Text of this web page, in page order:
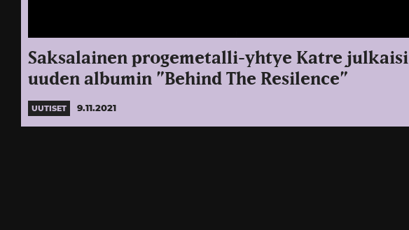
Saksalainen progemetalli-yhtye Katre julkaisi
uuden albumin ”Behind The Resilence”
UUTISET 9.11.2021